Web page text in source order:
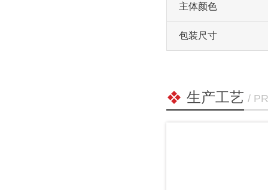
主体颜色
包装尺寸
生产工艺 /